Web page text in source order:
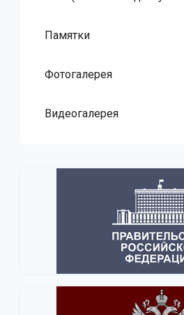
Памятки
Фотогалерея
Видеогалерея